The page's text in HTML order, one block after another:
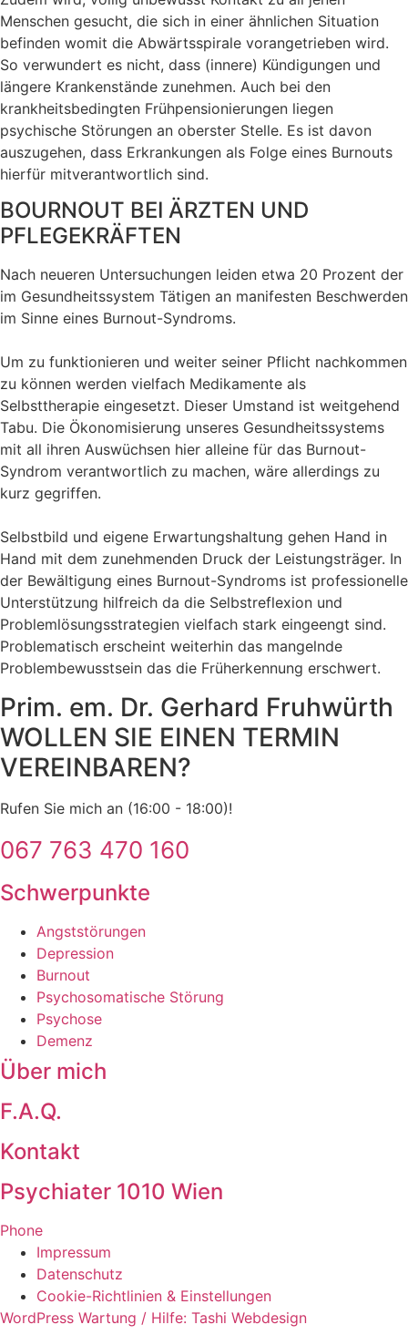
Menschen gesucht, die sich in einer ähnlichen Situation
befinden womit die Abwärtsspirale vorangetrieben wird.
So verwundert es nicht, dass (innere) Kündigungen und
längere Krankenstände zunehmen. Auch bei den
krankheitsbedingten Frühpensionierungen liegen
psychische Störungen an oberster Stelle. Es ist davon
auszugehen, dass Erkrankungen als Folge eines Burnouts
hierfür mitverantwortlich sind.
BOURNOUT BEI ÄRZTEN UND
PFLEGEKRÄFTEN
Nach neueren Untersuchungen leiden etwa 20 Prozent der
im Gesundheitssystem Tätigen an manifesten Beschwerden
im Sinne eines Burnout-Syndroms.
Um zu funktionieren und weiter seiner Pflicht nachkommen
zu können werden vielfach Medikamente als
Selbsttherapie eingesetzt. Dieser Umstand ist weitgehend
Tabu. Die Ökonomisierung unseres Gesundheitssystems
mit all ihren Auswüchsen hier alleine für das Burnout-
Syndrom verantwortlich zu machen, wäre allerdings zu
kurz gegriffen.
Selbstbild und eigene Erwartungshaltung gehen Hand in
Hand mit dem zunehmenden Druck der Leistungsträger. In
der Bewältigung eines Burnout-Syndroms ist professionelle
Unterstützung hilfreich da die Selbstreflexion und
Problemlösungsstrategien vielfach stark eingeengt sind.
Problematisch erscheint weiterhin das mangelnde
Problembewusstsein das die Früherkennung erschwert.
Prim. em. Dr. Gerhard Fruhwürth
WOLLEN SIE EINEN TERMIN
VEREINBAREN?
Rufen Sie mich an (16:00 - 18:00)!
067 763 470 160
Schwerpunkte
Angststörungen
Depression
Burnout
Psychosomatische Störung
Psychose
Demenz
Über mich
F.A.Q.
Kontakt
Psychiater 1010 Wien
Phone
Impressum
Datenschutz
Cookie-Richtlinien & Einstellungen
WordPress Wartung / Hilfe: Tashi Webdesign